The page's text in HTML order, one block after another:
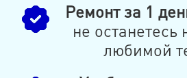
Ремонт за 1
не останетесь
любимой